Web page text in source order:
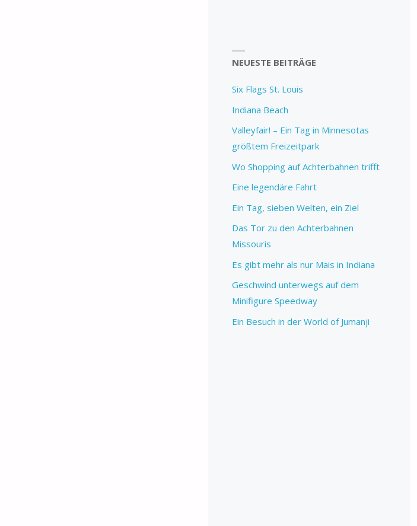
NEUESTE BEITRÄGE
Six Flags St. Louis
Indiana Beach
Valleyfair! – Ein Tag in Minnesotas
größtem Freizeitpark
Wo Shopping auf Achterbahnen trifft
Eine legendäre Fahrt
Ein Tag, sieben Welten, ein Ziel
Das Tor zu den Achterbahnen
Missouris
Es gibt mehr als nur Mais in Indiana
Geschwind unterwegs auf dem
Minifigure Speedway
Ein Besuch in der World of Jumanji